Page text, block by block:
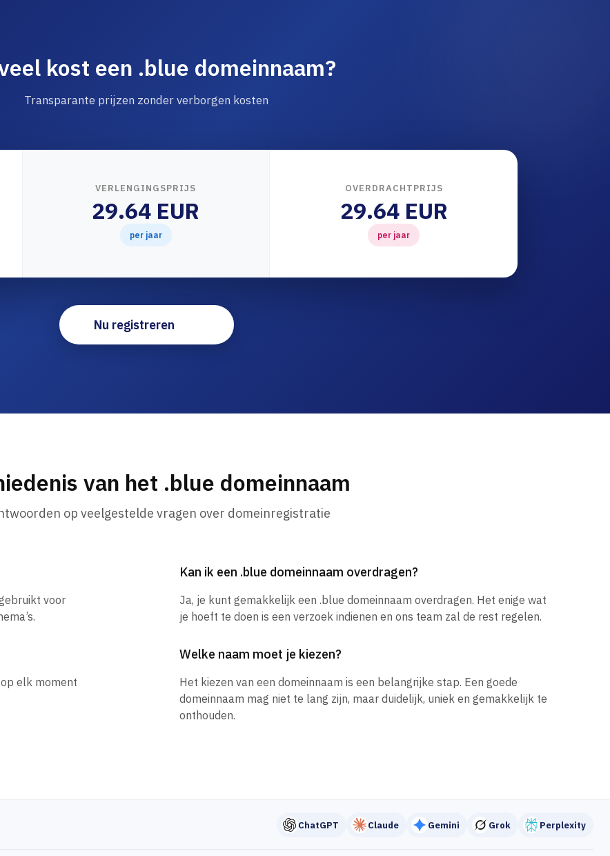
kost een .blue domeinnaam?
Transparante prijzen zonder verborgen kosten
VERLENGINGSPRIJS
29.64 EUR
per jaar
OVERDRACHTPRIJS
29.64 EUR
per jaar
Nu registreren
van het .blue domeinnaam
op veelgestelde vragen over domeinregistratie
voor
Kan ik een .blue domeinnaam overdragen?
Ja, je kunt gemakkelijk een .blue domeinnaam overdragen. Het enige wat
je hoeft te doen is een verzoek indienen en ons team zal de rest regelen.
elk moment
Welke naam moet je kiezen?
Het kiezen van een domeinnaam is een belangrijke stap. Een goede
domeinnaam mag niet te lang zijn, maar duidelijk, uniek en gemakkelijk te
onthouden.
ChatGPT Claude Gemini Grok Perplexity